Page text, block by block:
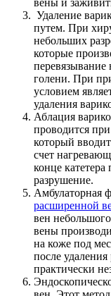
Удаление
путем. При
небольших
которые
перевязывание
голени. При
условием
удаления
Аблация
проводится
который
счет
конце
разрушение.
Амбулаторная
расширенной
вен
вены
на коже под
после
практически